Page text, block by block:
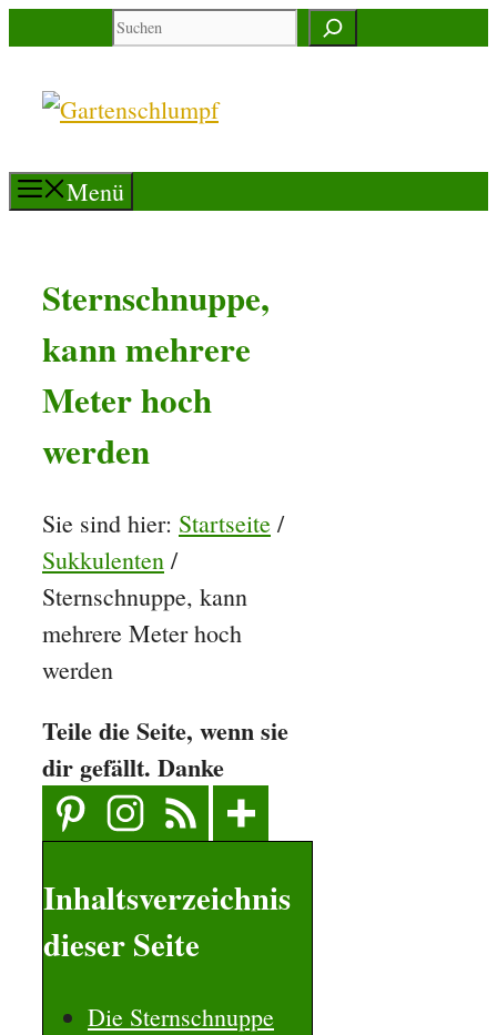
springen
Menü
Sternschnuppe,
kann mehrere
Meter hoch
werden
Sie sind hier: Startseite /
Sukkulenten /
Sternschnuppe, kann
mehrere Meter hoch
werden
Teile die Seite, wenn sie
dir gefällt. Danke
Inhaltsverzeichnis
dieser Seite
Die Sternschnuppe